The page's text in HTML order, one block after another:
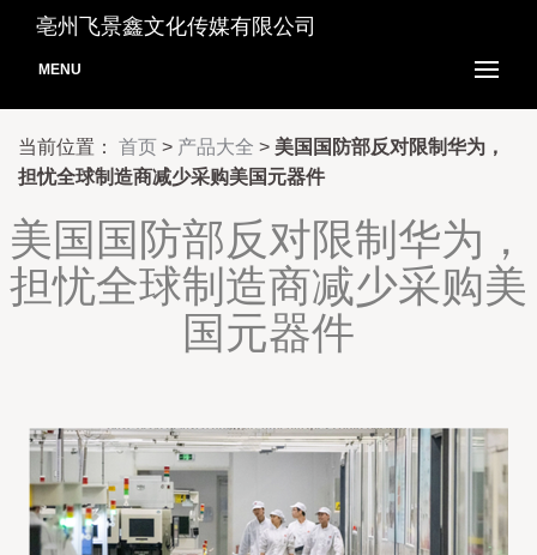
亳州飞景鑫文化传媒有限公司
MENU
当前位置： 首页 > 产品大全 > 美国国防部反对限制华为，
担忧全球制造商减少采购美国元器件
美国国防部反对限制华为，
担忧全球制造商减少采购美
国元器件